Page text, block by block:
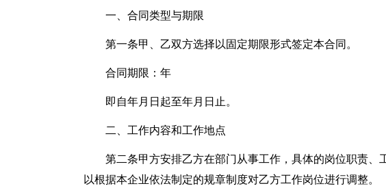
一、合同类型与期限
第一条甲、乙双方选择以固定期限形式签定本合同。
合同期限：年
即自年月日起至年月日止。
二、工作内容和工作地点
第二条甲方安排乙方在部门从事工作，具体的岗位职责、
以根据本企业依法制定的规章制度对乙方工作岗位进行调整。